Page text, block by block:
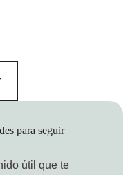
para seguir
útil que te